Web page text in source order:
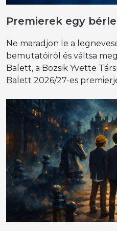
Premierek egy
Ne maradjon le a
bemutatóiról és váltsa
Balett, a Bozsik Yvette
Balett 2026/27-es